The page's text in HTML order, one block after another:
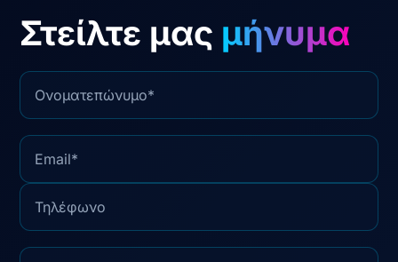
Στείλτε μας μήνυμα
Ονοματεπώνυμο
Email
Τηλέφωνο
Θέμα
Μήνυμα